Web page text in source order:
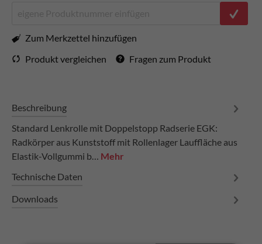
Zum Merkzettel hinzufügen
Produkt vergleichen
Fragen zum Produkt
Beschreibung
Standard Lenkrolle mit Doppelstopp Radserie EGK:
Radkörper aus Kunststoff mit Rollenlager Lauffläche aus
Elastik-Vollgummi b… Mehr
Technische Daten
Downloads